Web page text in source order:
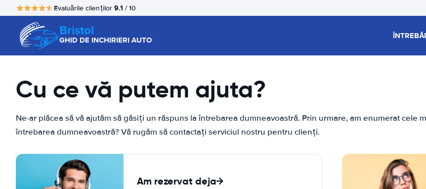
Evaluările clienților 9.1 / 10
Bristol
GHID DE INCHIRIERI AUTO
Cu ce vă putem ajuta?
Ne-ar plăcea să vă ajutăm să găsiți un răspuns la întrebarea dumneavoastră. Prin urmare, am enumerat
întrebarea dumneavoastră? Vă rugăm să contactați serviciul nostru pentru clienți.
Am rezervat deja